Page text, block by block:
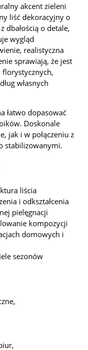
akcent zieleni
liść dekoracyjny o
dbałością o detale,
wygląd
realistyczna
sprawiają, że jest
własnych
łatwo dopasować
Doskonale
jak i w połączeniu z
stabilizowanymi.
liścia
i odkształcenia
pielęgnacji
kompozycji
domowych i
sezonów